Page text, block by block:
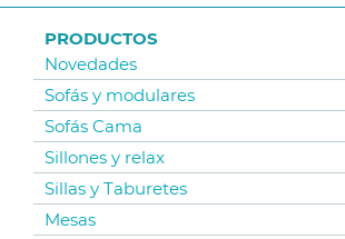
PRODUCTOS
Novedades
Sofás y modulares
Sofás Cama
Sillones y relax
Sillas y Taburetes
Mesas